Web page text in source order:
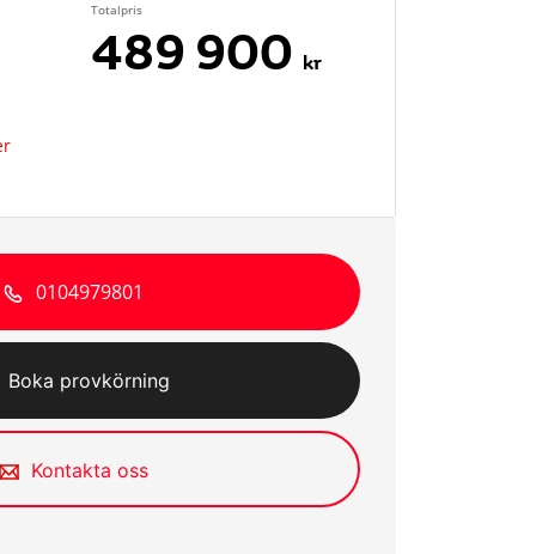
Totalpris
489 900 kr
0104979801
Boka provkörning
Kontakta oss